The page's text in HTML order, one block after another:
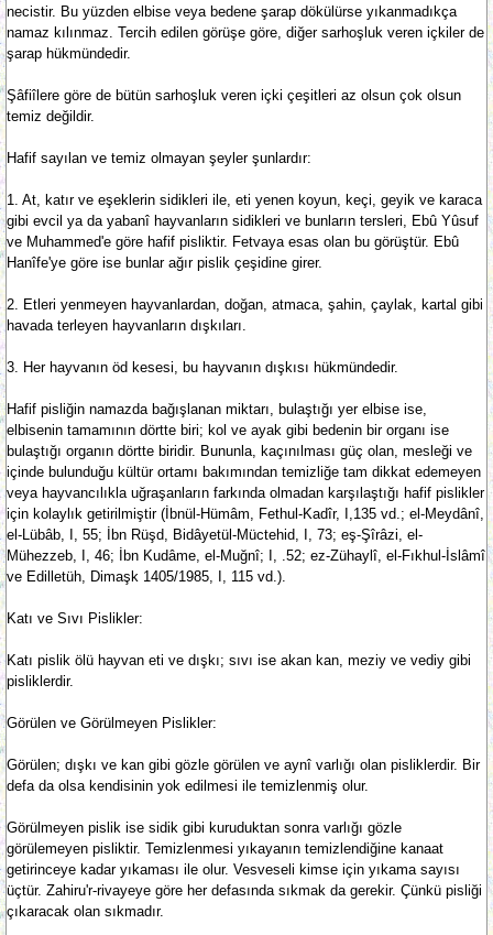
necistir. Bu yüzden elbise veya bedene şarap dökülürse yıkanmadıkça
namaz kılınmaz. Tercih edilen görüşe göre, diğer sarhoşluk veren içkiler de
şarap hükmündedir.
Şâfiîlere göre de bütün sarhoşluk veren içki çeşitleri az olsun çok olsun
temiz değildir.
Hafif sayılan ve temiz olmayan şeyler şunlardır:
1. At, katır ve eşeklerin sidikleri ile, eti yenen koyun, keçi, geyik ve karaca
gibi evcil ya da yabanî hayvanların sidikleri ve bunların tersleri, Ebû Yûsuf
ve Muhammed'e göre hafif pisliktir. Fetvaya esas olan bu görüştür. Ebû
Hanîfe'ye göre ise bunlar ağır pislik çeşidine girer.
2. Etleri yenmeyen hayvanlardan, doğan, atmaca, şahin, çaylak, kartal gibi
havada terleyen hayvanların dışkıları.
3. Her hayvanın öd kesesi, bu hayvanın dışkısı hükmündedir.
Hafif pisliğin namazda bağışlanan miktarı, bulaştığı yer elbise ise,
elbisenin tamamının dörtte biri; kol ve ayak gibi bedenin bir organı ise
bulaştığı organın dörtte biridir. Bununla, kaçınılması güç olan, mesleği ve
içinde bulunduğu kültür ortamı bakımından temizliğe tam dikkat edemeyen
veya hayvancılıkla uğraşanların farkında olmadan karşılaştığı hafif pislikler
için kolaylık getirilmiştir (İbnül-Hümâm, Fethul-Kadîr, I,135 vd.; el-Meydânî,
el-Lübâb, I, 55; İbn Rüşd, Bidâyetül-Müctehid, I, 73; eş-Şîrâzi, el-
Mühezzeb, I, 46; İbn Kudâme, el-Muğnî; I, .52; ez-Zühaylî, el-Fıkhul-İslâmî
ve Edilletüh, Dimaşk 1405/1985, I, 115 vd.).
Katı ve Sıvı Pislikler:
Katı pislik ölü hayvan eti ve dışkı; sıvı ise akan kan, meziy ve vediy gibi
pisliklerdir.
Görülen ve Görülmeyen Pislikler:
Görülen; dışkı ve kan gibi gözle görülen ve aynî varlığı olan pisliklerdir. Bir
defa da olsa kendisinin yok edilmesi ile temizlenmiş olur.
Görülmeyen pislik ise sidik gibi kuruduktan sonra varlığı gözle
görülemeyen pisliktir. Temizlenmesi yıkayanın temizlendiğine kanaat
getirinceye kadar yıkaması ile olur. Vesveseli kimse için yıkama sayısı
üçtür. Zahiru'r-rivayeye göre her defasında sıkmak da gerekir. Çünkü pisliği
çıkaracak olan sıkmadır.